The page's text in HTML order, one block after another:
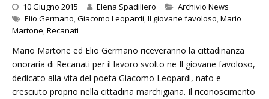
10 Giugno 2015 Elena Spadiliero Categories
Archivio News
Elio Germano,Giacomo Leopardi,Il giovane favoloso,Mario
Martone,Recanati
Mario Martone ed Elio Germano riceveranno la cittadinanza
onoraria di Recanati per il lavoro svolto ne Il giovane favoloso,
dedicato alla vita del poeta Giacomo Leopardi, nato e
cresciuto proprio nella cittadina marchigiana. Il riconoscimento